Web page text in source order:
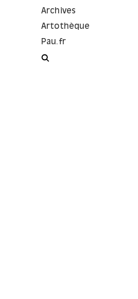
Archives
Artothèque
Pau.fr
Rechercher